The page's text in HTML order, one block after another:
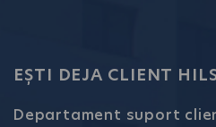
EȘTI DEJA CLIENT
Departament suport